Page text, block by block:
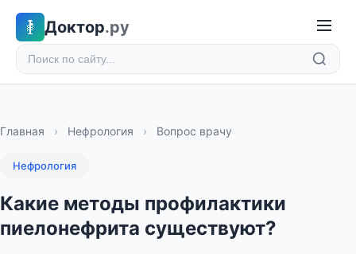
Доктор.ру
Главная › Нефрология › Вопрос врачу
Нефрология
Какие методы профилактики
пиелонефрита существуют?